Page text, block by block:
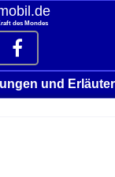
des Mondes
und